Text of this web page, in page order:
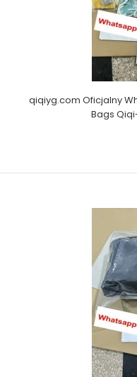
qiqiyg.com Oficjalny
Bags